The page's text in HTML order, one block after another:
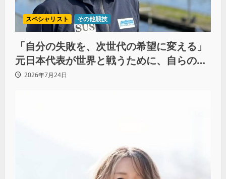
スペシャリスト その他競技
「自分の失敗を、次世代の希望に変える」
元日本代表が世界と戦うために、自らの過
去をすべて捨てた理由（前編）
2026年7月24日